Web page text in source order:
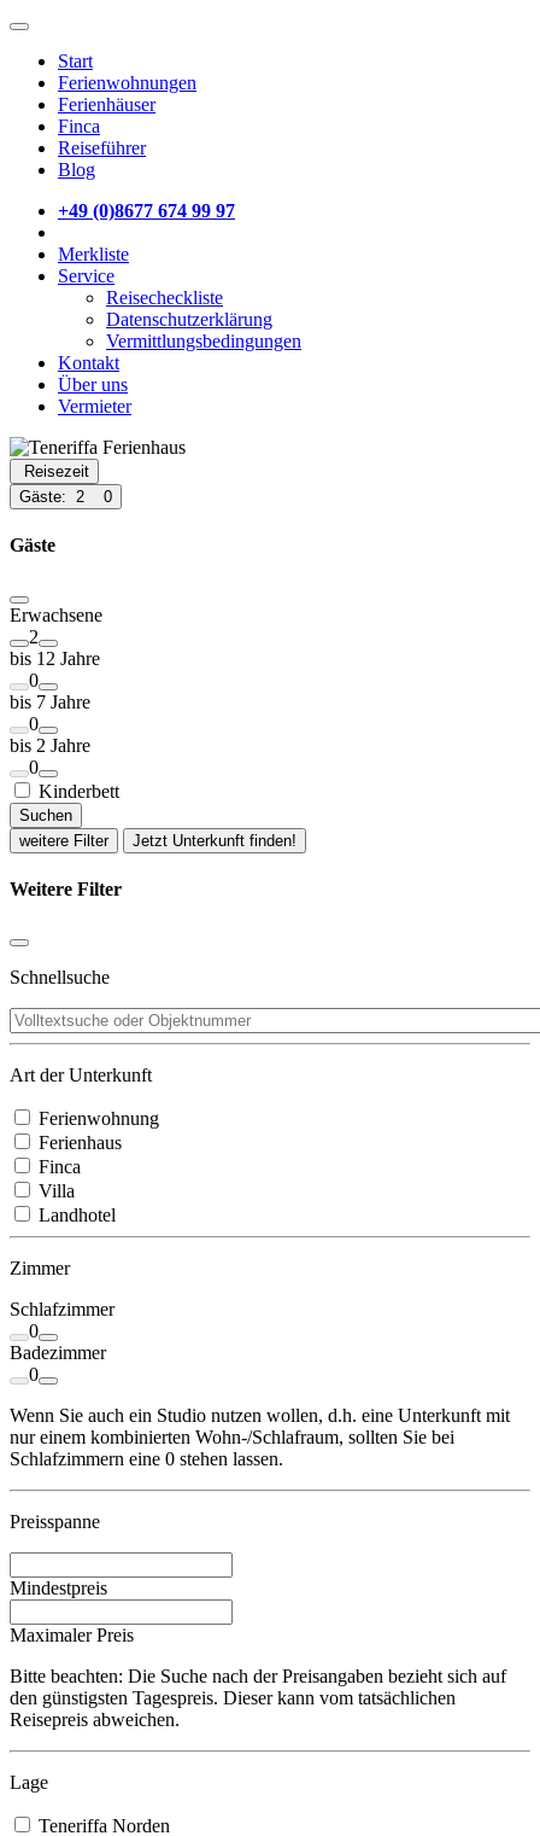
Start
Ferienwohnungen
Ferienhäuser
Finca
Reiseführer
Blog
+49 (0)8677 674 99 97
Merkliste
Service
Reisecheckliste
Datenschutzerklärung
Vermittlungsbedingungen
Kontakt
Über uns
Vermieter
Reisezeit
Gäste: 2 0
Gäste
Erwachsene
2
bis 12 Jahre
0
bis 7 Jahre
0
bis 2 Jahre
0
Kinderbett
Suchen
weitere Filter
Jetzt Unterkunft finden!
Weitere Filter
Schnellsuche
Art der Unterkunft
Ferienwohnung
Ferienhaus
Finca
Villa
Landhotel
Zimmer
Schlafzimmer
0
Badezimmer
0
Wenn Sie auch ein Studio nutzen wollen, d.h. eine Unterkunft mit
nur einem kombinierten Wohn-/Schlafraum, sollten Sie bei
Schlafzimmern eine 0 stehen lassen.
Preisspanne
Mindestpreis
Maximaler Preis
Bitte beachten: Die Suche nach der Preisangaben bezieht sich auf
den günstigsten Tagespreis. Dieser kann vom tatsächlichen
Reisepreis abweichen.
Lage
Teneriffa Norden